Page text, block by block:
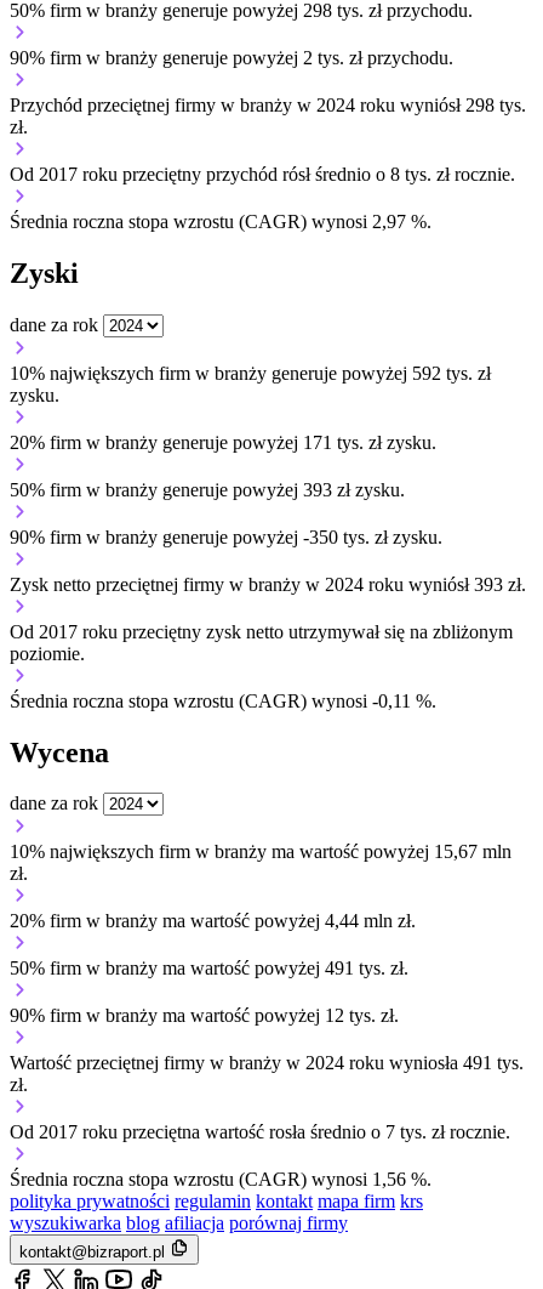
50% firm w branży generuje powyżej 298 tys. zł przychodu.
90% firm w branży generuje powyżej 2 tys. zł przychodu.
Przychód przeciętnej firmy w branży w 2024 roku wyniósł 298 tys.
zł.
Od 2017 roku przeciętny przychód rósł średnio o 8 tys. zł rocznie.
Średnia roczna stopa wzrostu (CAGR) wynosi 2,97 %.
Zyski
dane za rok
10% największych firm w branży generuje powyżej 592 tys. zł
zysku.
20% firm w branży generuje powyżej 171 tys. zł zysku.
50% firm w branży generuje powyżej 393 zł zysku.
90% firm w branży generuje powyżej -350 tys. zł zysku.
Zysk netto przeciętnej firmy w branży w 2024 roku wyniósł 393 zł.
Od 2017 roku przeciętny zysk netto utrzymywał się na zbliżonym
poziomie.
Średnia roczna stopa wzrostu (CAGR) wynosi -0,11 %.
Wycena
dane za rok
10% największych firm w branży ma wartość powyżej 15,67 mln
zł.
20% firm w branży ma wartość powyżej 4,44 mln zł.
50% firm w branży ma wartość powyżej 491 tys. zł.
90% firm w branży ma wartość powyżej 12 tys. zł.
Wartość przeciętnej firmy w branży w 2024 roku wyniosła 491 tys.
zł.
Od 2017 roku przeciętna wartość rosła średnio o 7 tys. zł rocznie.
Średnia roczna stopa wzrostu (CAGR) wynosi 1,56 %.
polityka prywatności regulamin kontakt mapa firm krs
wyszukiwarka blog afiliacja porównaj firmy
kontakt@bizraport.pl